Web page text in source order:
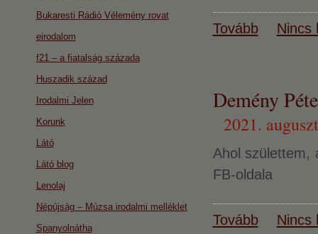
Tovább Nincs
Demény
2021.
Ahol születtem,
FB-oldala
Tovább Nincs
Bukaresti Rádió Vélemény rovat
eirodalom
f21 – a fiatalság százada
Huszadik század
Irodalmi Jelen
Korunk
Látó
Látó blog
Lenolaj
Népújság – Múzsa irodalmi melléklet
Spanyolnátha